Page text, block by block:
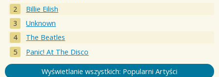
Billie Eilish
Unknown
The Beatles
Panic! At The Disco
Wyświetlanie wszystkich: Popularni Artyści